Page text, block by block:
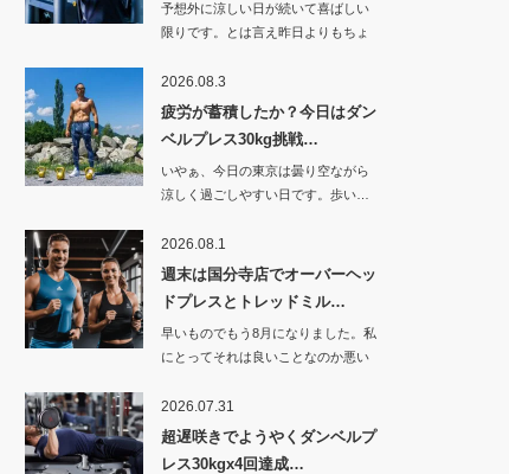
予想外に涼しい日が続いて喜ばしい
限りです。とは言え昨日よりもちょ
2026.08.3
疲労が蓄積したか？今日はダン
ベルプレス30kg挑戦…
いやぁ、今日の東京は曇り空ながら
涼しく過ごしやすい日です。歩い…
2026.08.1
週末は国分寺店でオーバーヘッ
ドプレスとトレッドミル…
早いものでもう8月になりました。私
にとってそれは良いことなのか悪い
2026.07.31
超遅咲きでようやくダンベルプ
レス30kgx4回達成…